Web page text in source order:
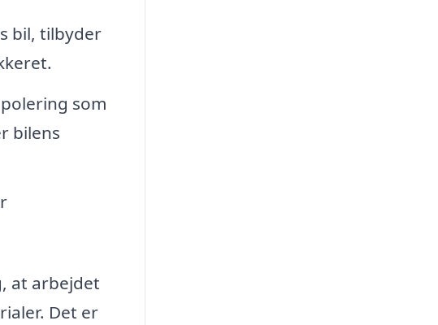
bil, tilbyder
som
bilens
at arbejdet
Det er